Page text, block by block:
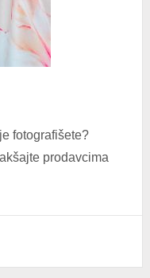
fotografišete?
prodavcima